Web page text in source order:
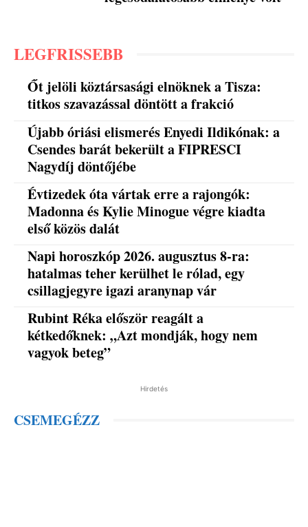
LEGFRISSEBB
Őt jelöli köztársasági elnöknek a Tisza:
titkos szavazással döntött a frakció
Újabb óriási elismerés Enyedi Ildikónak: a
Csendes barát bekerült a FIPRESCI
Nagydíj döntőjébe
Évtizedek óta vártak erre a rajongók:
Madonna és Kylie Minogue végre kiadta
első közös dalát
Napi horoszkóp 2026. augusztus 8-ra:
hatalmas teher kerülhet le rólad, egy
csillagjegyre igazi aranynap vár
Rubint Réka először reagált a
kétkedőknek: „Azt mondják, hogy nem
vagyok beteg”
Hirdetés
CSEMEGÉZZ